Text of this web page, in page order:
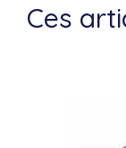
Ces